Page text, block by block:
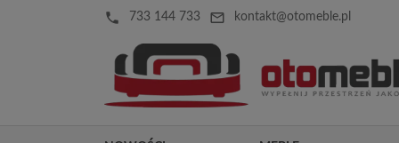
local_phone 733 144 733 mail_outline kontakt@otomeble.pl